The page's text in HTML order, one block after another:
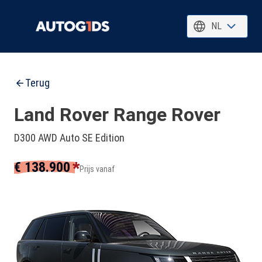
NL
Terug
Land Rover Range Rover
D300 AWD Auto SE Edition
€ 138.900*Prijs vanaf